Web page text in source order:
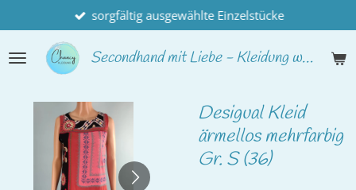
Hauptinhalt
springen
Secondhandmit Liebe - Kleidung wie neu
sorgfältig ausgewählte Einzelstücke
Desigual Kleid
ärmellos mehrfarbig
Gr. S (36)